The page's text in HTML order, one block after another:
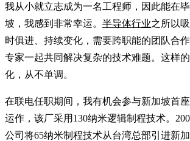
我从小就立志成为一名工程师，因此能在
坡，我感到非常幸运。 半导体行业之所以
时俱进、持续变化，需要跨职能的团队合
专家一起共同解决复杂的技术难题。这样
化，从不单调。
在联电任职期间，我有机会参与新加坡首
运作，该厂采用130纳米逻辑制程技术。
公司将65纳米制程技术从台湾总部引进新